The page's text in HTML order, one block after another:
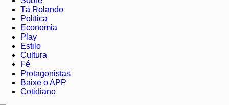
Tá Rolando
Política
Economia
Play
Estilo
Cultura
Fé
Protagonistas
Baixe o APP
Cotidiano